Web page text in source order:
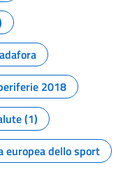
2018
(1)
europea dello sport